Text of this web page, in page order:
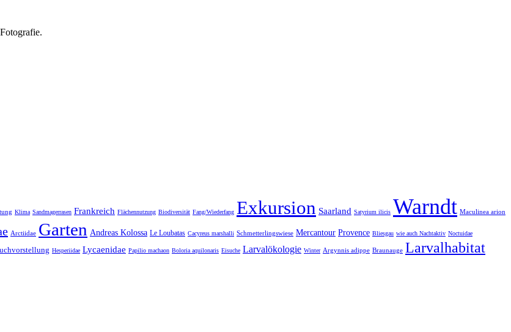
Klima Sandmagerrasen Frankreich Flächennutzung Biodiversität Fang/Wiederfang Exkursion Saarland Satyrium ilicis Warndt Maculinea arion
Arctiidae Garten Andreas Kolossa Le Loubatas Cacyreus marshalli Schmetterlingswiese Mercantour Provence Bliesgau wie auch Nachtaktiv Noctuidae
Hesperiidae Lycaenidae Papilio machaon Boloria aquilonaris Eisuche Larvalökologie Winter Argynnis adippe Braunauge Larvalhabitat